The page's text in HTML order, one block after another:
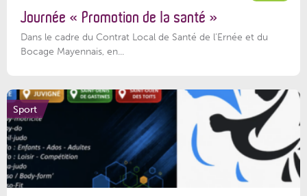
Journée « Promotion de la santé »
Dans le cadre du Contrat Local de Santé de l’Ernée et du
Bocage Mayennais, en...
Sport